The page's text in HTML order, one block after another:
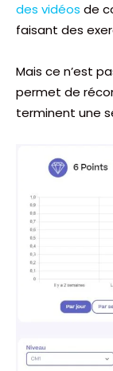
des vidéos de
faisant des
Mais ce n’est
permet de
terminent une